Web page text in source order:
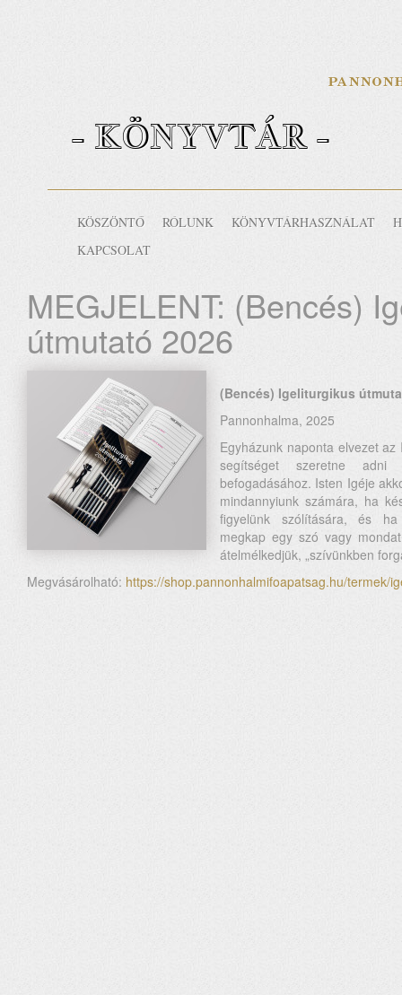
- KÖNYVTÁR -
KÖSZÖNTŐ RÓLUNK KÖNYVTÁRHASZNÁLAT
KAPCSOLAT
MEGJELENT: (Bencés)
útmutató 2026
(Bencés) Igeliturgikus
Pannonhalma, 2025
Egyházunk naponta elvezet
segítséget szeretne
befogadásához. Isten Igéje
mindannyiunk számára, ha
figyelünk szólítására, és
megkap egy szó vagy
átelmélkedjük, „szívünkben
Megvásárolható: https://shop.pannonhalmifoapatsag.hu/termek/